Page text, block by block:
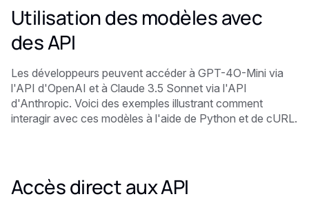
Utilisation des modèles avec
des API
Les développeurs peuvent accéder à GPT-4O-Mini via
l'API d'OpenAI et à Claude 3.5 Sonnet via l'API
d'Anthropic. Voici des exemples illustrant comment
interagir avec ces modèles à l'aide de Python et de cURL.
Accès direct aux API